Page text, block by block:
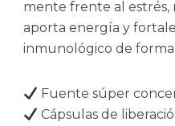
mente frente al estrés,
aporta energía y
inmunológico de
Fuente súper
Cápsulas de